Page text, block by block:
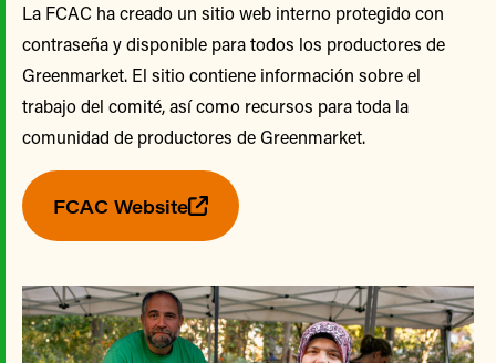
La FCAC ha creado un sitio web interno protegido con
contraseña y disponible para todos los productores de
Greenmarket. El sitio contiene información sobre el
trabajo del comité, así como recursos para toda la
comunidad de productores de Greenmarket.
FCAC Website